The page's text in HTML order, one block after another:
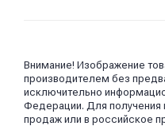
Внимание! Изображение
производителем без
исключительно
Федерации. Для получения
продаж или в российское